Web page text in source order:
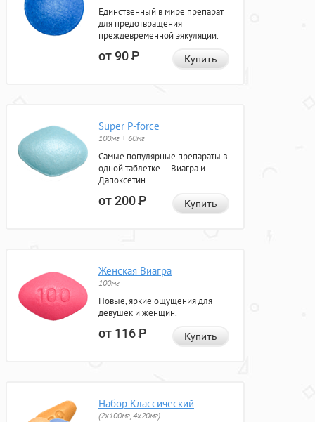
Единственный в мире препарат
для предотвращения
преждевременной эякуляции.
от 90Р Купить
Super P-force
100мг + 60мг
Самые популярные препараты в
одной таблетке — Виагра и
Дапоксетин.
от 200Р Купить
Женская Виагра
100мг
Новые, яркие ощущения для
девушек и женщин.
от 116Р Купить
Набор Классический
(2x100мг, 4x20мг)